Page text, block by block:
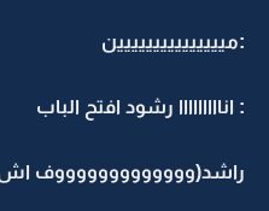
:مييييييييييييييين
: انااااااااا رشود افتح الباب
راشد(وووووووووووووف اش